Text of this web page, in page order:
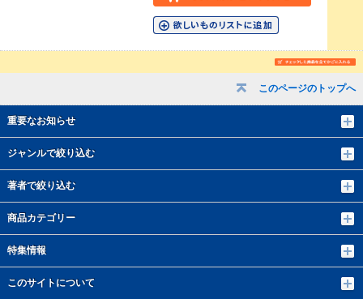
このページのトップへ
重要なお知らせ
ジャンルで絞り込む
著者で絞り込む
商品カテゴリー
特集情報
このサイトについて